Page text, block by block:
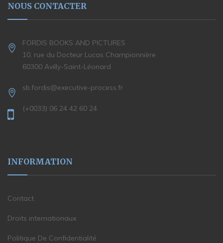
NOUS CONTACTER
FORDIS BOOKS AND PICTURES
10, rue du Docteur Lucas Championnière
60300 Avilly-Saint-Léonard
sb.fordis@executive-process.fr
(+0033) 06 24 42 60 24
INFORMATION
Contact
Droits internationaux
Politique De Confidentialité